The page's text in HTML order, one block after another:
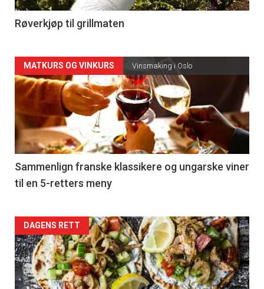
4
Røverkjøp til grillmaten
Forsiden
akkurat
nå
-
5
MATKURS OG VINKURS Vinsmaking i Oslo
Sammenlign franske klassikere og ungarske viner
til en 5-retters meny
Forsiden
akkurat
nå
DAGENS RETT